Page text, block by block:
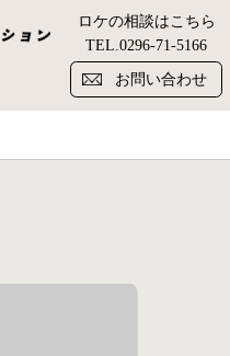
い
ロケの相談はこちら
TEL.0296-71-5166
お問い合わせ